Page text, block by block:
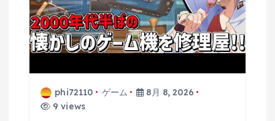
phi72110 ゲーム
8月 8, 2026
9 views